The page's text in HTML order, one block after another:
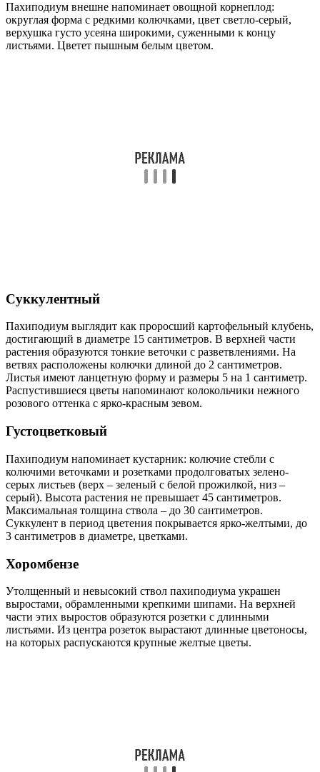
Пахиподиум внешне напоминает овощной корнеплод:
округлая форма с редкими колючками, цвет светло-серый,
верхушка густо усеяна широкими, суженными к концу
листьями. Цветет пышным белым цветом.
Суккулентный
Пахиподиум выглядит как проросший картофельный клубень,
достигающий в диаметре 15 сантиметров. В верхней части
растения образуются тонкие веточки с разветвлениями. На
ветвях расположены колючки длиной до 2 сантиметров.
Листья имеют ланцетную форму и размеры 5 на 1 сантиметр.
Распустившиеся цветы напоминают колокольчики нежного
розового оттенка с ярко-красным зевом.
Густоцветковый
Пахиподиум напоминает кустарник: колючие стебли с
колючими веточками и розетками продолговатых зелено-
серых листьев (верх – зеленый с белой прожилкой, низ –
серый). Высота растения не превышает 45 сантиметров.
Максимальная толщина ствола – до 30 сантиметров.
Суккулент в период цветения покрывается ярко-желтыми, до
3 сантиметров в диаметре, цветками.
Хоромбензе
Утолщенный и невысокий ствол пахиподиума украшен
выростами, обрамленными крепкими шипами. На верхней
части этих выростов образуются розетки с длинными
листьями. Из центра розеток вырастают длинные цветоносы,
на которых распускаются крупные желтые цветы.